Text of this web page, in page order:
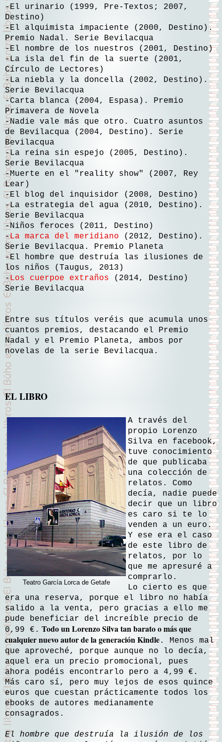
-El urinario (1999, Pre-Textos; 2007,
Destino)
-El alquimista impaciente (2000, Destino).
Premio Nadal. Serie Bevilacqua
-El nombre de los nuestros (2001, Destino)
-La isla del fin de la suerte (2001,
Círculo de Lectores)
-La niebla y la doncella (2002, Destino).
Serie Bevilacqua
-Carta blanca (2004, Espasa). Premio
Primavera de Novela
-Nadie vale más que otro. Cuatro asuntos
de Bevilacqua (2004, Destino). Serie
Bevilacqua
-La reina sin espejo (2005, Destino).
Serie Bevilacqua
-Muerte en el "reality show" (2007, Rey
Lear)
-El blog del inquisidor (2008, Destino)
-La estrategia del agua (2010, Destino).
Serie Bevilacqua
-Niños feroces (2011, Destino)
-La marca del meridiano (2012, Destino).
Serie Bevilacqua. Premio Planeta
-El hombre que destruía las ilusiones de
los niños (Taugus, 2013)
-Los cuerpoe extraños (2014, Destino)
Serie Bevilacqua
Entre sus títulos veréis que acumula unos
cuantos premios, destacando el Premio
Nadal y el Premio Planeta, ambos por
novelas de la serie Bevilacqua.
EL LIBRO
Teatro García Lorca de Getafe
A través del
propio Lorenzo
Silva en facebook,
tuve conocimiento
de que publicaba
una colección de
relatos. Como
decía, nadie puede
decir que un libro
es caro si te lo
venden a un euro.
Y ese era el caso
de este libro de
relatos, por lo
que me apresuré a
comprarlo.
Lo cierto es que
era una reserva, porque el libro no había
salido a la venta, pero gracias a ello me
pude beneficiar del increíble precio de
0,99 €. Todo un Lorenzo Silva tan barato o más que
cualquier nuevo autor de la generación Kindle. Menos mal
que aproveché, porque aunque no lo decía,
aquel era un precio promocional, pues
ahora podéis encontrarlo pero a 4,99 €.
Más caro sí, pero muy lejos de esos quince
euros que cuestan prácticamente todos los
ebooks de autores medianamente
consagrados.
El hombre que destruía la ilusión de los